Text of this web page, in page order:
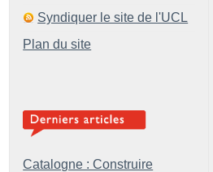
Syndiquer le site de l'UCL
Plan du site
Catalogne : Construire